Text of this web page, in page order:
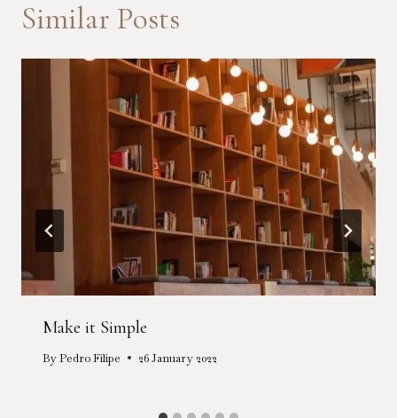
Similar Posts
Make it Simple
ByPedro Filipe 26 January 2022